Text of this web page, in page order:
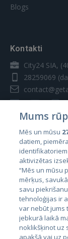
Blogs
Kontakti
City24 SIA,
28259069
Valstis
Igaunija
Latvija
Lietuva
Mums
Mēs un mūsu
datiem,
identifikatoriem
aktivizētas
“Mēs un mūsu
mērķus,
savu
tehnoloģijas ir
var nebūt jums
jebkurā laikā
noklikšķinot uz
apakšā vai uz